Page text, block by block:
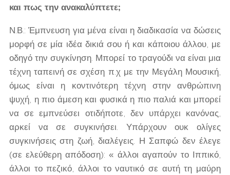
και πως την ανακαλύπτετε;
Ν.Β.: Έμπνευση για μένα είναι η διαδικασία να δώσεις
μορφή σε μία ιδέα δικιά σου ή και κάποιου άλλου, με
οδηγό την συγκίνηση. Μπορεί το τραγούδι να είναι μια
τέχνη ταπεινή σε σχέση π.χ με την Μεγάλη Μουσική,
όμως είναι η κοντινότερη τέχνη στην ανθρώπινη
ψυχή, η πιο άμεση και φυσικά η πιο παλιά και μπορεί
να σε εμπνεύσει οτιδήποτε, δεν υπάρχει κανόνας,
αρκεί να σε συγκινήσει. Υπάρχουν ουκ ολίγες
συγκινήσεις στη ζωή, διαλέγεις. Η Σαπφώ δεν έλεγε
(σε ελεύθερη απόδοση): « άλλοι αγαπούν το Ιππικό,
άλλοι το πεζικό, άλλοι το ναυτικό σε αυτή τη μαύρη